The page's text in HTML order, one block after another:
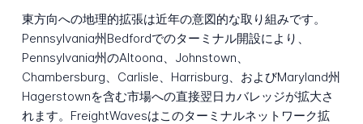
東方向への地理的拡張は近年の意図的な取り組みです。
Pennsylvania州Bedfordでのターミナル開設により、
Pennsylvania州のAltoona、Johnstown、
Chambersburg、Carlisle、Harrisburg、およびMaryland州
Hagerstownを含む市場への直接翌日カバレッジが拡大さ
れます。FreightWavesはこのターミナルネットワーク拡